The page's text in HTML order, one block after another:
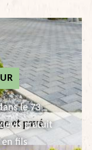
le 73
gratuit
fils